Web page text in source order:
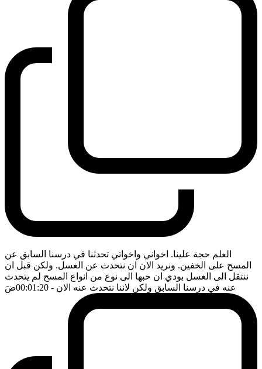
العلم حجة علينا. اخواني واخواتي تحدثنا في درسنا السابق عن
المسح على الخفين. ونريد الان ان نتحدث عن الغسل. ولكن قبل ان
ننتقل الى الغسل بودي ان حبها الى نوع من انواع المسح لم يتحدث
عنه في درسنا السابق ولكن لاننا نتحدث عنه الان - 00:01:20 ضَ